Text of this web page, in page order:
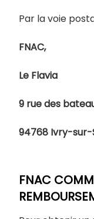
Par la voie
FNAC,
Le Flavia
9 rue des
94768 Ivry-sur-
FNAC